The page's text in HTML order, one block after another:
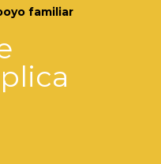
familiar